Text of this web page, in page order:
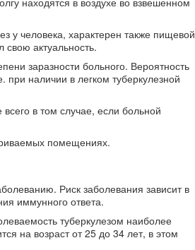
у человека, характерен также пищевой
актуальность.
заразности больного. Вероятность
при наличии в легком туберкулезной
в том случае, если больной
помещениях.
Риск заболевания зависит в
иммунного ответа.
туберкулезом наиболее
на возраст от 25 до 34 лет, в этом